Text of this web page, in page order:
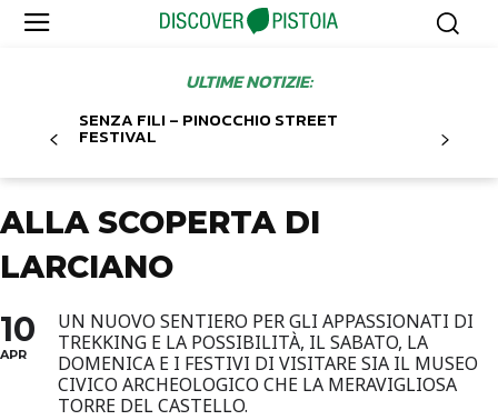
ULTIME NOTIZIE:
SENZA FILI – PINOCCHIO STREET
FESTIVAL
ALLA SCOPERTA DI
LARCIANO
10
APR
UN NUOVO SENTIERO PER GLI APPASSIONATI DI
TREKKING E LA POSSIBILITÀ, IL SABATO, LA
DOMENICA E I FESTIVI DI VISITARE SIA IL MUSEO
CIVICO ARCHEOLOGICO CHE LA MERAVIGLIOSA
TORRE DEL CASTELLO.